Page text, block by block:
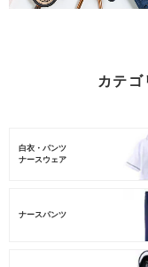
カテ
白衣・パンツ
ナースウェア
ナースパンツ